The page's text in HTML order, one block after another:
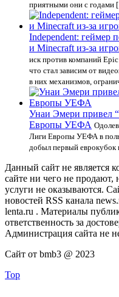
приятными они с
Independent: геймер
и Minecraft из-за
иск против компаний
что стал зависим от
в них механизмов,
Унаи Эмери привел
Европы УЕФА
Лиги Европы УЕФА в
добыл первый еврокубок
Данный сайт не является
сайте ни чего не
услуги не оказываются.
новостей RSS канала
lenta.ru . Материалы
ответственность за
Администрация сайта не
Сайт от bmb3 @ 2023
Top